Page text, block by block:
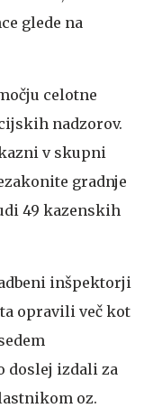
glede na
celotne
nadzorov.
v skupni
gradnje
49 kazenskih
inšpektorji
opravili več kot
doslej izdali za
oz.